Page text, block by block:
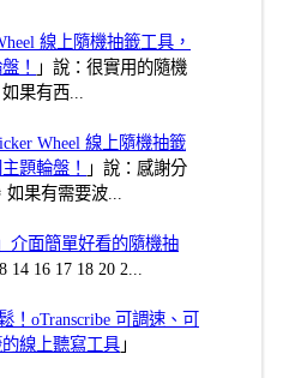
線上隨機抽籤工具，
！
」說：很實用的隨機
果有西...
Wheel 線上隨機抽籤
題輪盤！
」說：感謝分
果有需要波...
介面簡單好看的隨機抽
14 16 17 18 20 2...
！oTranscribe 可調速、可
線上聽寫工具 」